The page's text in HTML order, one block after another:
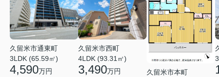
久留米市通東町
3LDK (65.59㎡)
4,590万円
久留米市西町
4LDK (93.31㎡)
3,490万円
久留米市本町